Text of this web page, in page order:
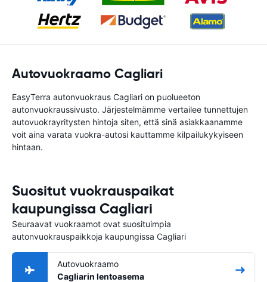
Autovuokraamo Cagliari
EasyTerra autonvuokraus Cagliari on puolueeton
autonvuokraussivusto. Järjestelmämme vertailee tunnettujen
autovuokrayritysten hintoja siten, että sinä asiakkaanamme
voit aina varata vuokra-autosi kauttamme kilpailukykyiseen
hintaan.
Suositut vuokrauspaikat
kaupungissa Cagliari
Seuraavat vuokraamot ovat suosituimpia
autonvuokrauspaikkoja kaupungissa Cagliari
Autovuokraamo
Cagliarin lentoasema